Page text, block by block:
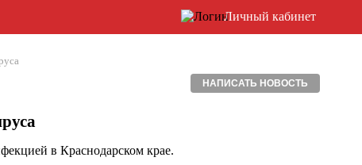
Личный кабинет
НАПИСАТЬ НОВОСТЬ
в Краснодарском крае.